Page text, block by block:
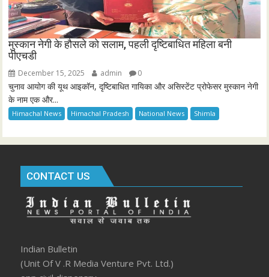
मुस्कान नेगी के हौसले को सलाम, पहली दृष्टिबाधित महिला बनी
पीएचडी
December 15, 2025 admin 0
चुनाव आयोग की यूथ आइकॉन, दृष्टिबाधित गायिका और असिस्टेंट प्रोफेसर मुस्कान नेगी
के नाम एक और...
Himachal News Himachal Pradesh National News Shimla
CONTACT US
Indian Bulletin
(Unit Of V .R Media Venture Pvt. Ltd.)